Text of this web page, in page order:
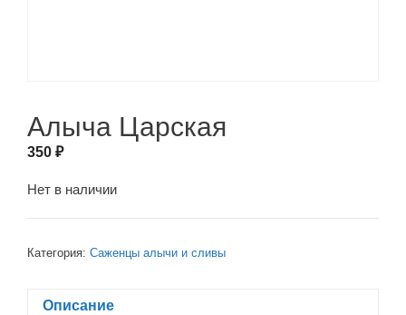
Алыча Царская
350 ₽
Нет в наличии
Категория: Саженцы алычи и сливы
Описание